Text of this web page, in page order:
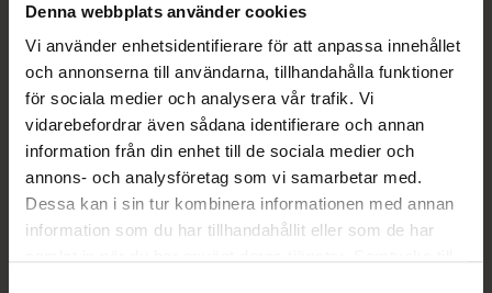
Denna webbplats använder cookies
Vi använder enhetsidentifierare för att anpassa innehållet
och annonserna till användarna, tillhandahålla funktioner
för sociala medier och analysera vår trafik. Vi
vidarebefordrar även sådana identifierare och annan
information från din enhet till de sociala medier och
annons- och analysföretag som vi samarbetar med.
Dessa kan i sin tur kombinera informationen med annan
information som du har tillhandahållit eller som de har
Aktuella erbjudanden
Beskrivning
EAN:07350112001499
Bipacksedel från FASS Visa